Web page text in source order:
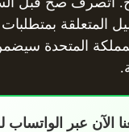
المتعلقة
المتحدة
الآن عبر